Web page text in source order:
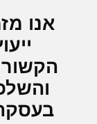
אנו